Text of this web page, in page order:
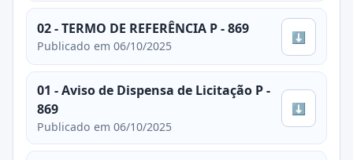
02 - TERMO DE REFERÊNCIA P - 869
Publicado em 06/10/2025
⬇
01 - Aviso de Dispensa de Licitação P -
869
Publicado em 06/10/2025
⬇